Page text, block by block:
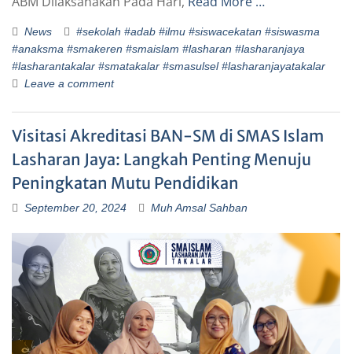
News
#sekolah #adab #ilmu #siswacekatan #siswasma
#anaksma #smakeren #smaislam #lasharan #lasharanjaya
#lasharantakalar #smatakalar #smasulsel #lasharanjayatakalar
Leave a comment
Visitasi Akreditasi BAN-SM di SMAS Islam
Lasharan Jaya: Langkah Penting Menuju
Peningkatan Mutu Pendidikan
September 20, 2024 Muh Amsal Sahban